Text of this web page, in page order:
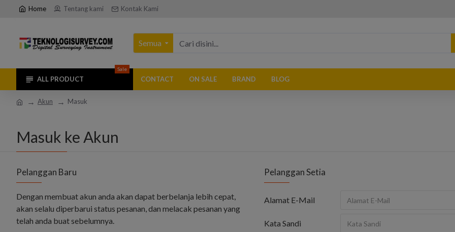
Home Tentang kami Kontak Kami
Semua
ALL PRODUCT
Sale
CONTACT ON SALE BRAND BLOG
Akun Masuk
Masuk ke Akun
Pelanggan Baru
Dengan membuat akun anda akan dapat berbelanja lebih cepat,
akan selalu diperbarui status pesanan, dan melacak pesanan yang
telah anda buat sebelumnya.
Pelanggan Setia
Alamat E-Mail
Kata Sandi